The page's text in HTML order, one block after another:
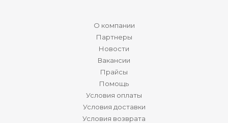
О компании
Партнеры
Новости
Вакансии
Прайсы
Помощь
Условия оплаты
Условия доставки
Условия возврата